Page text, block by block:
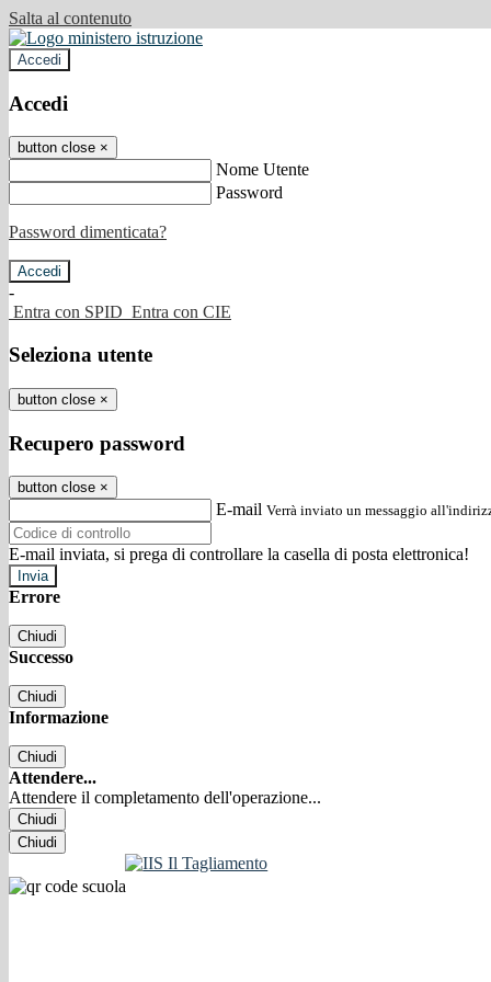
Salta al contenuto
Accedi
Accedi
button close ×
Nome Utente
Password
Password dimenticata?
-
Entra con SPID Entra con CIE
Seleziona utente
button close ×
Recupero password
button close ×
E-mail Verrà inviato un messaggio
E-mail inviata, si prega di controllare la casella di posta elettronica!
Errore
Chiudi
Successo
Chiudi
Informazione
Chiudi
Attendere...
Attendere il completamento dell'operazione...
Chiudi
Chiudi